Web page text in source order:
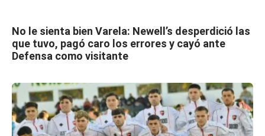
No le sienta bien Varela: Newell’s desperdició las
que tuvo, pagó caro los errores y cayó ante
Defensa como visitante